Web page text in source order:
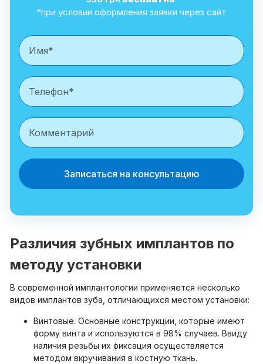
*при условии оформления заявки через сайт
Записаться на консультацию
Различия зубных имплантов по
методу установки
В современной имплантологии применяется несколько
видов имплантов зуба, отличающихся местом установки:
Винтовые. Основные конструкции, которые имеют
форму винта и используются в 98% случаев. Ввиду
наличия резьбы их фиксация осуществляется
методом вкручивания в костную ткань.